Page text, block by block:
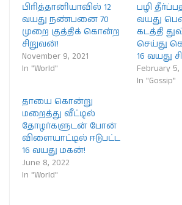
பிரித்தானியாவில் 12
வயது நண்பனை 70
முறை குத்திக் கொன்ற
சிறுவன்!
November 9, 2021
In "World"
பழி
வயது
கடத்தி
செய்து
16 வயது
February 5,
In "Gossip"
தாயை கொன்று
மறைத்து வீட்டில்
தோழர்களுடன் போன்
விளையாட்டில் ஈடுபட்ட
16 வயது மகன்!
June 8, 2022
In "World"